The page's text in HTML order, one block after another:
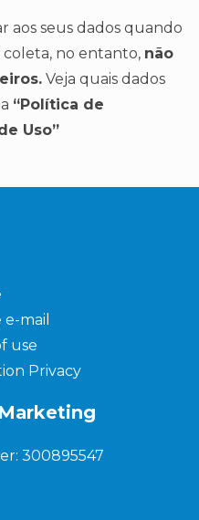
aos seus dados quando
no entanto, não
Veja quais dados
“Política de
Uso”
mail
use
Privacy
300895547